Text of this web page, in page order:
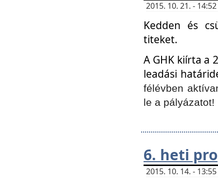
2015. 10. 21. -
Kedden és
titeket.
A GHK kiírta a
leadási
félévben
le a pályázatot!
6. heti
2015. 10. 14. -